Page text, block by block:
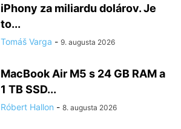
iPhony za miliardu dolárov. Je
to...
Tomáš Varga - 9. augusta 2026
MacBook Air M5 s 24 GB RAM a
1 TB SSD...
Róbert Hallon - 8. augusta 2026